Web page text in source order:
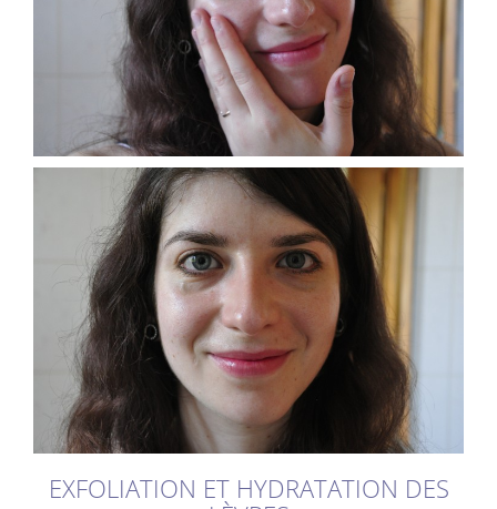
EXFOLIATION ET HYDRATATION DES